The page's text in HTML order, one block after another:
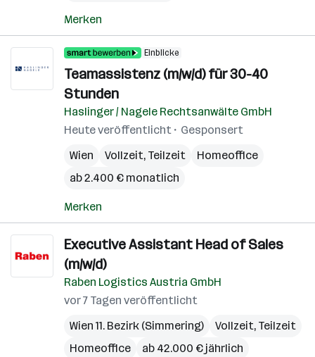
Merken
Einblicke
Teamassistenz (m/w/d) für 30-40
Stunden
Haslinger / Nagele Rechtsanwälte GmbH
Heute veröffentlicht
Gesponsert
Wien
Vollzeit, Teilzeit
Homeoffice
ab 2.400 € monatlich
Merken
Executive Assistant Head of Sales
(m/w/d)
Raben Logistics Austria GmbH
vor 7 Tagen veröffentlicht
Wien 11. Bezirk (Simmering)
Vollzeit, Teilzeit
Homeoffice
ab 42.000 € jährlich